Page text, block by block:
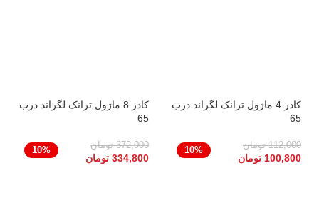
کادر 4 ماژول ترانک لگراند درب
65
112,000 تومان
100,800 تومان
10%
کادر 8 ماژول ترانک لگراند درب
65
372,000 تومان
334,800 تومان
10%